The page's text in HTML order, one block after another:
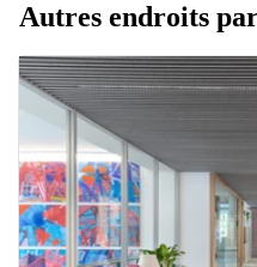
Autres endroits